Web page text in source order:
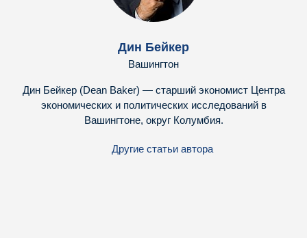
Дин Бейкер
Вашингтон
Дин Бейкер (Dean Baker) — старший экономист Центра
экономических и политических исследований в
Вашингтоне, округ Колумбия.
Другие статьи автора